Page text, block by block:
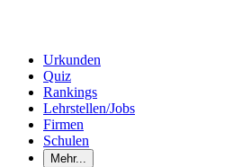
Urkunden
Quiz
Rankings
Lehrstellen/Jobs
Firmen
Schulen
Mehr...